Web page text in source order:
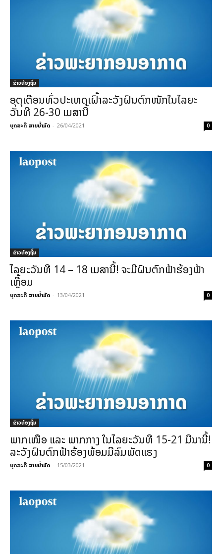
ຂ່າວທ້ອງຖິ່ນ
ອຸຕຸເຕືອນທົ່ວປະເທດເຝົ້າລະວັງຝົນຕົກ​ໜັກໃນໄລຍະ
ວັນທີ 26-30​ ເມສານີ້​
ບຸດສະດີ ສາຍນ້ຳມັດ - 26/04/2021 0
ຂ່າວທ້ອງຖິ່ນ
ໄລຍະວັນທີ 14 – 18 ເມສານີ້! ຈະມີຝົນຕົກຟ້າຮ້ອງຟ້າ
ເຫຼື້ອມ
ບຸດສະດີ ສາຍນ້ຳມັດ - 13/04/2021 0
ຂ່າວທ້ອງຖິ່ນ
ພາກເໜືອ ແລະ ພາກກາງ ໃນໄລຍະວັນທີ 15-21 ມີນານີ້!
ລະວັງຝົນຕົກຟ້າຮ້ອງພ້ອມມີລົມພັດແຮງ
ບຸດສະດີ ສາຍນ້ຳມັດ - 15/03/2021 0